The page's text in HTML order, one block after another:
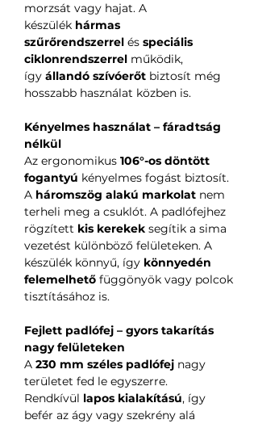
morzsát vagy hajat. A
készülék hármas
szűrőrendszerrel és speciális
ciklonrendszerrel működik,
így állandó szívóerőt biztosít még
hosszabb használat közben is.
Kényelmes használat – fáradtság
nélkül
Az ergonomikus 106°-os döntött
fogantyú kényelmes fogást biztosít.
A háromszög alakú markolat nem
terheli meg a csuklót. A padlófejhez
rögzített kis kerekek segítik a sima
vezetést különböző felületeken. A
készülék könnyű, így könnyedén
felemelhető függönyök vagy polcok
tisztításához is.
Fejlett padlófej – gyors takarítás
nagy felületeken
A 230 mm széles padlófej nagy
területet fed le egyszerre.
Rendkívül lapos kialakítású, így
befér az ágy vagy szekrény alá